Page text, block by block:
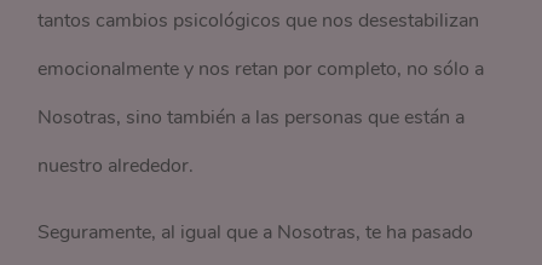
tantos cambios psicológicos que nos desestabilizan
emocionalmente y nos retan por completo, no sólo a
Nosotras, sino también a las personas que están a
nuestro alrededor.
Seguramente, al igual que a Nosotras, te ha pasado